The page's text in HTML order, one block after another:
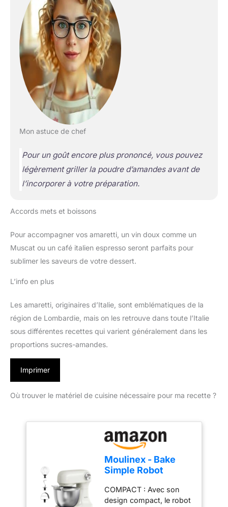
Mon astuce de chef
Pour un goût encore plus prononcé, vous pouvez
légèrement griller la poudre d’amandes avant de
l’incorporer à votre préparation.
Accords mets et boissons
Pour accompagner vos amaretti, un vin doux comme un
Muscat ou un café italien espresso seront parfaits pour
sublimer les saveurs de votre dessert.
L’info en plus
Les amaretti, originaires d’Italie, sont emblématiques de la
région de Lombardie, mais on les retrouve dans toute l’Italie
sous différentes recettes qui varient généralement dans les
proportions sucres-amandes.
Imprimer
Où trouver le matériel de cuisine nécessaire pour ma recette ?
Moulinex - Bake
Simple Robot
fouet, batteur et
crochet
COMPACT : Avec son
design compact, le robot